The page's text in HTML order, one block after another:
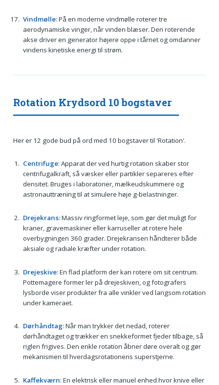
Vindmølle: På en moderne vindmølle roterer tre
aerodynamiske vinger, når vinden blæser. Den roterende
akse driver en generator højere oppe i tårnet og omdanner
vindens kinetiske energi til strøm.
Rotation Krydsord 10 bogstaver
Her er 12 gode bud på ord med 10 bogstaver til 'Rotation'.
Centrifuge: Apparat der ved hurtig rotation skaber stor
centrifugalkraft, så væsker eller partikler separeres efter
densitet. Bruges i laboratorier, mælkeudskummere og
astronauttræning til at simulere høje g-belastninger.
Drejekrans: Massiv ringformet leje, som gør det muligt for
kraner, gravemaskiner eller karruseller at rotere hele
overbygningen 360 grader. Drejekransen håndterer både
aksiale og radiale kræfter under rotation.
Drejeskive: En flad platform der kan rotere om sit centrum.
Pottemagere former ler på drejeskiven, og fotografers
lysborde viser produkter fra alle vinkler ved langsom rotation
under kameraet.
Dørhåndtag: Når man trykker det nedad, roterer
dørhåndtaget og trækker en snekkeformet fjeder tilbage, så
riglen frigives. Den enkle rotation åbner døre overalt og gør
mekanismen til hverdagsrotationens superstjerne.
Kaffekværn: En elektrisk eller manuel enhed hvor knive eller